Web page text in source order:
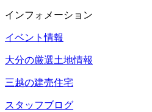
インフォメーション
イベント情報
大分の厳選土地情報
三越の建売住宅
スタッフブログ